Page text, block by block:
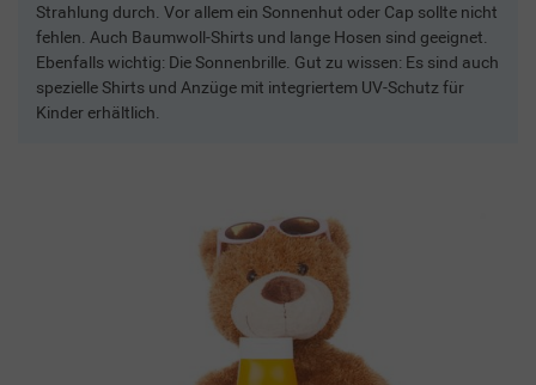
Strahlung durch. Vor allem ein Sonnenhut oder Cap sollte nicht
fehlen. Auch Baumwoll-Shirts und lange Hosen sind geeignet.
Ebenfalls wichtig: Die Sonnenbrille. Gut zu wissen: Es sind auch
spezielle Shirts und Anzüge mit integriertem UV-Schutz für
Kinder erhältlich.